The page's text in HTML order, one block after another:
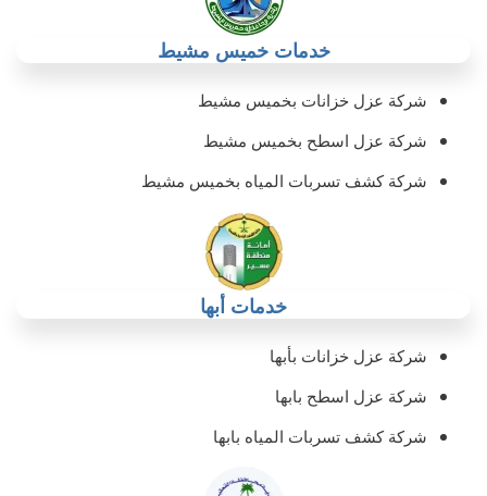
خدمات خميس مشيط
شركة عزل خزانات بخميس مشيط
شركة عزل اسطح بخميس مشيط
شركة كشف تسربات المياه بخميس مشيط
خدمات أبها
شركة عزل خزانات بأبها‏
شركة عزل اسطح بابها‏
شركة كشف تسربات المياه بابها‏